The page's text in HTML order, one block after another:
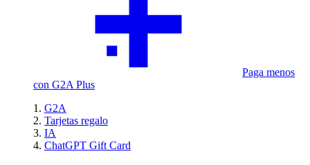
Paga menos
con G2A Plus
G2A
Tarjetas regalo
IA
ChatGPT Gift Card